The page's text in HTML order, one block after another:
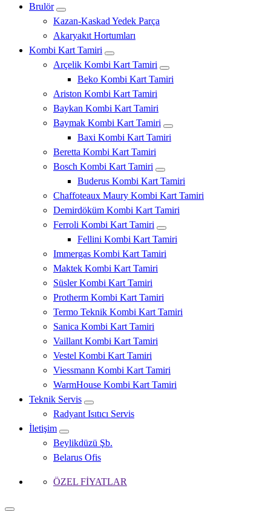
Brulör
Kazan-Kaskad Yedek Parça
Akaryakıt Hortumları
Kombi Kart Tamiri
Arçelik Kombi Kart Tamiri
Beko Kombi Kart Tamiri
Ariston Kombi Kart Tamiri
Baykan Kombi Kart Tamiri
Baymak Kombi Kart Tamiri
Baxi Kombi Kart Tamiri
Beretta Kombi Kart Tamiri
Bosch Kombi Kart Tamiri
Buderus Kombi Kart Tamiri
Chaffoteaux Maury Kombi Kart Tamiri
Demirdöküm Kombi Kart Tamiri
Ferroli Kombi Kart Tamiri
Fellini Kombi Kart Tamiri
Immergas Kombi Kart Tamiri
Maktek Kombi Kart Tamiri
Süsler Kombi Kart Tamiri
Protherm Kombi Kart Tamiri
Termo Teknik Kombi Kart Tamiri
Sanica Kombi Kart Tamiri
Vaillant Kombi Kart Tamiri
Vestel Kombi Kart Tamiri
Viessmann Kombi Kart Tamiri
WarmHouse Kombi Kart Tamiri
Teknik Servis
Radyant Isıtıcı Servis
İletişim
Beylikdüzü Şb.
Belarus Ofis
ÖZEL FİYATLAR